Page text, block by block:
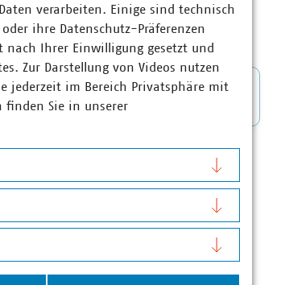
verarbeiten. Einige sind technisch
ihre Datenschutz-Präferenzen
nach Ihrer Einwilligung gesetzt und
Zur Darstellung von Videos nutzen
jederzeit im Bereich Privatsphäre mit
finden Sie in unserer